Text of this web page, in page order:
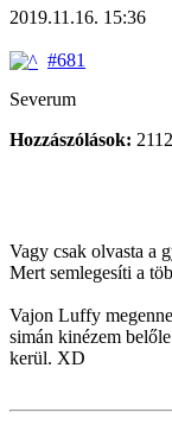
2019.11.16. 15:36
#681
Severum
Hozzászólások: 2112
Vagy csak olvasta a
Mert semlegesíti a
Vajon Luffy
simán kinézem
kerül. XD